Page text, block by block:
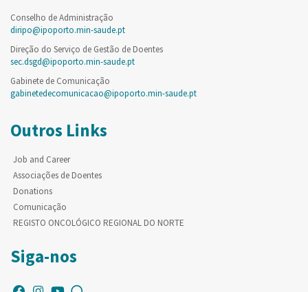
Conselho de Administração
diripo@ipoporto.min-saude.pt
Direção do Serviço de Gestão de Doentes
sec.dsgd@ipoporto.min-saude.pt
Gabinete de Comunicação
gabinetedecomunicacao@ipoporto.min-saude.pt
Outros Links
Job and Career
Associações de Doentes
Donations
Comunicação
REGISTO ONCOLÓGICO REGIONAL DO NORTE
Siga-nos